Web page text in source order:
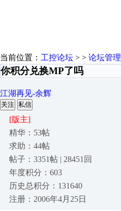
当前位置： 工控论坛 > > 论坛管理
你积分兑换MP了吗
江湖再见-余辉
关注 私信
[版主]
精华：53帖
求助：44帖
帖子：3351帖 | 28451回
年度积分：603
历史总积分：131640
注册：2006年4月25日